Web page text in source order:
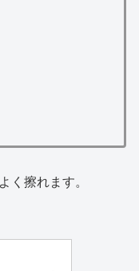
く擦れます。